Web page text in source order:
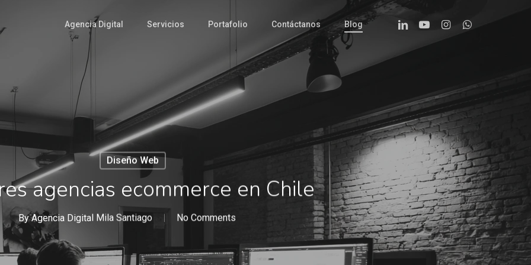
Agencia Digital Servicios Portafolio Contáctanos Blog LinkedinYoutubeInstagramWhatsapp
Diseño Web
agencias ecommerce en Chile
By Agencia Digital Mila Santiago No Comments